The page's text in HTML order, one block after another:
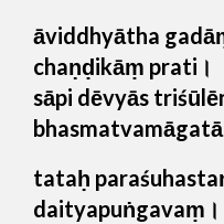
āviddhyātha
chaṇḍikāṃ prati।
sāpi dēvyās
tataḥ
daityapuṅgavaṃ।